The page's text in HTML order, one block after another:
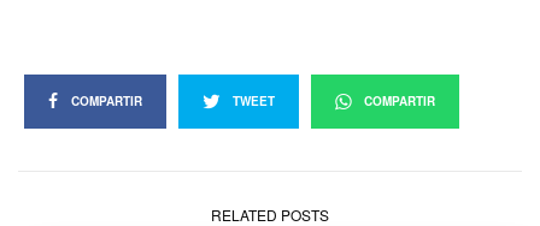
COMPARTIR TWEET COMPARTIR
RELATED POSTS